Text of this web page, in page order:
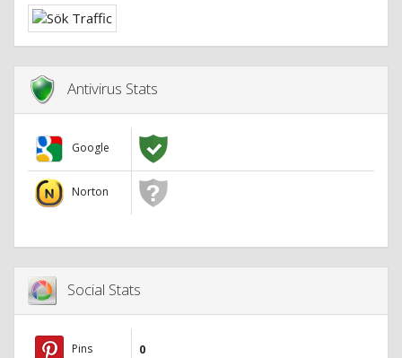
Antivirus Stats
Google
Norton
Social Stats
Pins 0